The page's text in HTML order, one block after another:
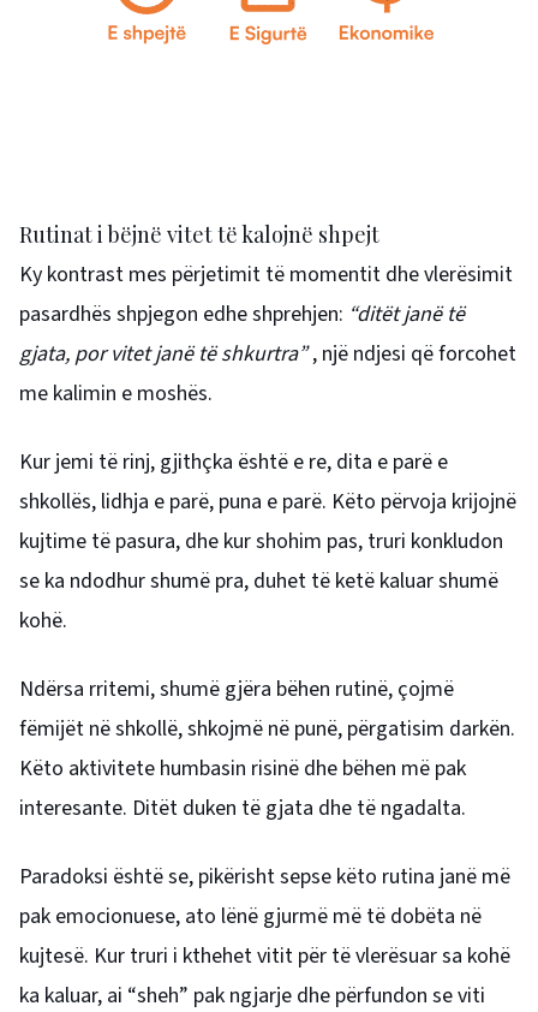
Rutinat i bëjnë vitet të kalojnë shpejt
Ky kontrast mes përjetimit të momentit dhe vlerësimit
pasardhës shpjegon edhe shprehjen: “ditët janë të
gjata, por vitet janë të shkurtra”, një ndjesi që forcohet
me kalimin e moshës.
Kur jemi të rinj, gjithçka është e re, dita e parë e
shkollës, lidhja e parë, puna e parë. Këto përvoja krijojnë
kujtime të pasura, dhe kur shohim pas, truri konkludon
se ka ndodhur shumë pra, duhet të ketë kaluar shumë
kohë.
Ndërsa rritemi, shumë gjëra bëhen rutinë, çojmë
fëmijët në shkollë, shkojmë në punë, përgatisim darkën.
Këto aktivitete humbasin risinë dhe bëhen më pak
interesante. Ditët duken të gjata dhe të ngadalta.
Paradoksi është se, pikërisht sepse këto rutina janë më
pak emocionuese, ato lënë gjurmë më të dobëta në
kujtesë. Kur truri i kthehet vitit për të vlerësuar sa kohë
ka kaluar, ai “sheh” pak ngjarje dhe përfundon se viti